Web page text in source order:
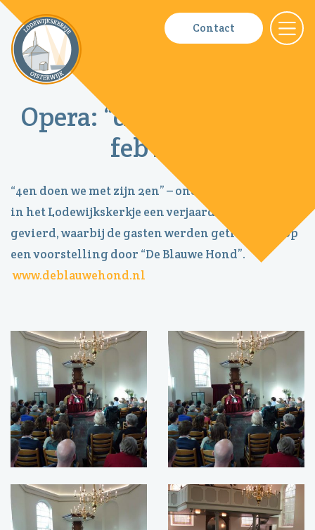
NieuwsContact
Opera: “de kleine scala”
feb 2014
“4en doen we met zijn 2en” – onder dit motto is er
in het Lodewijkskerkje een verjaardagsfeest
gevierd, waarbij de gasten werden getrakteerd op
een voorstelling door “De Blauwe Hond”.
www.deblauwehond.nl